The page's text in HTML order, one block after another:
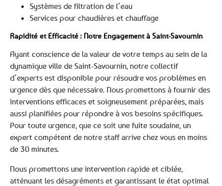
Systèmes de filtration de l’eau
Services pour chaudières et chauffage
Rapidité et Efficacité : Notre Engagement à Saint-Savournin
Ayant conscience de la valeur de votre temps au sein de la
dynamique ville de Saint-Savournin, notre collectif
d’experts est disponible pour résoudre vos problèmes en
urgence dès que nécessaire. Nous promettons à fournir des
interventions efficaces et soigneusement préparées, mais
aussi planifiées pour répondre à vos besoins spécifiques.
Pour toute urgence, que ce soit une fuite soudaine, un
expert compétent de notre staff arrive chez vous en moins
de 30 minutes.
Nous promettons une intervention rapide et ciblée,
atténuant les désagréments et garantissant le état optimal